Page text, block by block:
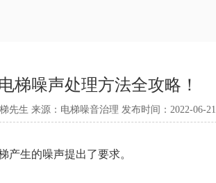
梯噪声处理方法全攻略！
先生 来源：电梯噪音治理 发布时间：2022-06-21
产生的噪声提出了要求。